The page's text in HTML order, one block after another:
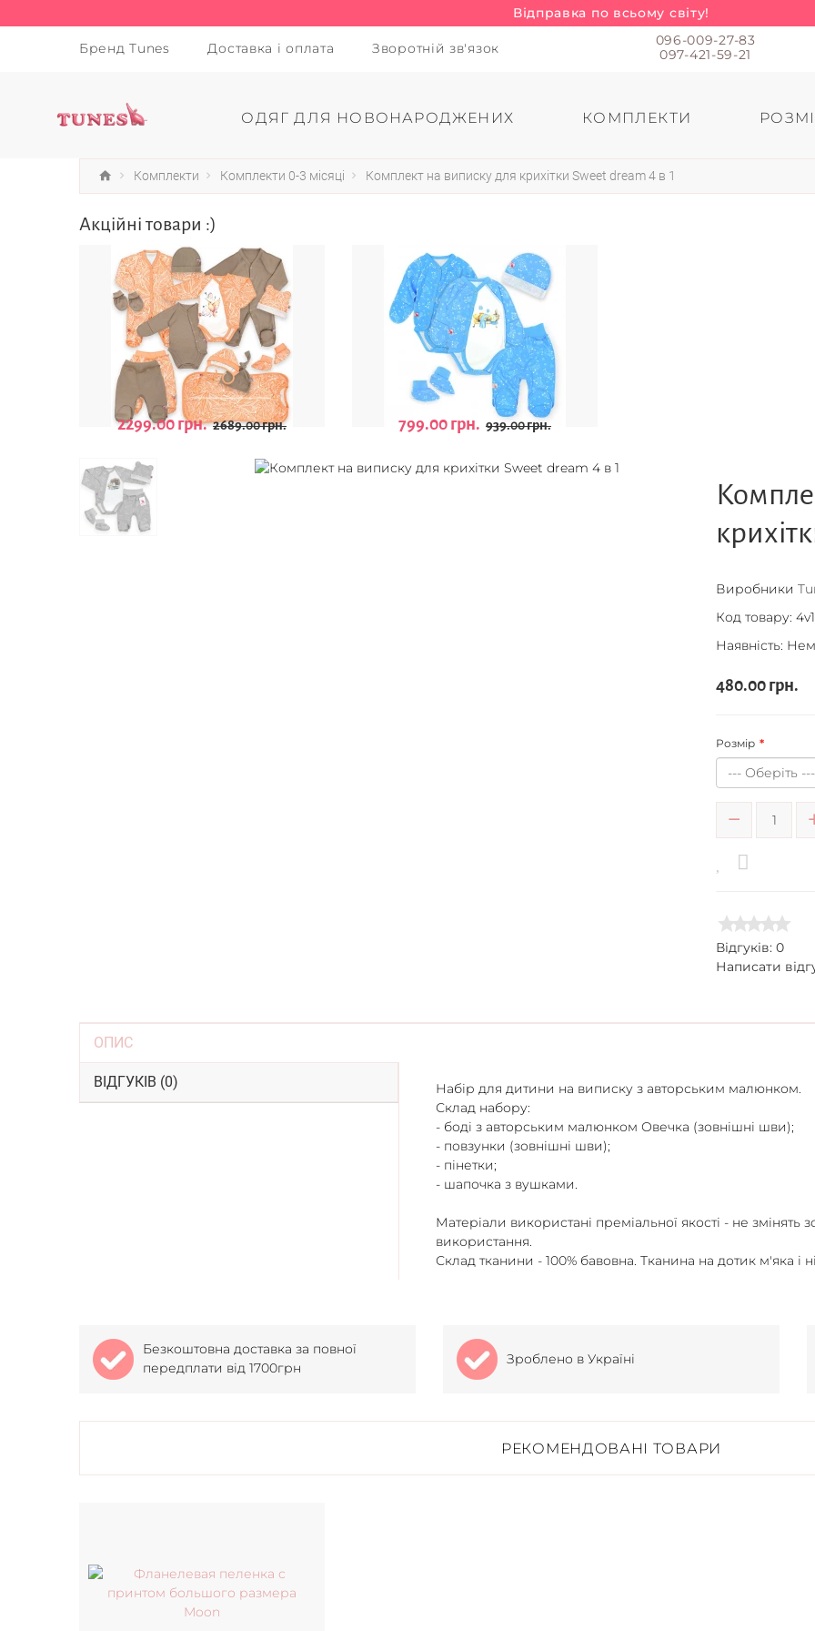
Відправка по всьому світу!
Бренд Tunes Доставка і оплата Зворотній зв'язок
096-009-27-83
097-421-59-21
ОДЯГ ДЛЯ НОВОНАРОДЖЕНИХ КОМПЛЕКТИ
Комплекти Комплекти 0-3 місяці Комплект на виписку для крихітки Sweet dream 4 в 1
Акційні товари :)
2299.00 грн. 2689.00 грн. 799.00 грн. 939.00 грн.
Виробники
Код товару:
Наявність:
480.00 грн.
Розмір
Відгуків: 0
Написати
ОПИС
ВІДГУКІВ (0)
Набір для дитини на виписку з авторським малюнком.
Склад набору:
- боді з авторським малюнком Овечка (зовнішні шви);
- повзунки (зовнішні шви);
- пінетки;
- шапочка з вушками.
Матеріали використані преміальної якості - не змінять
використання.
Склад тканини - 100% бавовна. Тканина на дотик м'яка і
Безкоштовна доставка за повної
передплати від 1700грн
Зроблено в Україні
РЕКОМЕНДОВАНІ ТОВАРИ